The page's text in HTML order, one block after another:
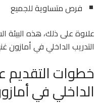
فرص متساوية للجميع
علاوة على ذلك، هذه البيئة
التدريب الداخلي في أمازون
خطوات التقديم
الداخلي في